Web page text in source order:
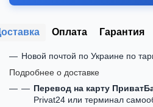
Оплата Гарантия
Новой почтой по Украине по
Подробнее о доставке
Перевод на карту
Privat24 или терминал